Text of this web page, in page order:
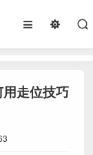
走位技巧